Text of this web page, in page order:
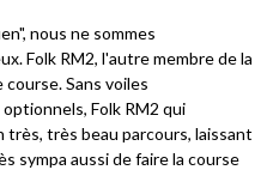
nous ne sommes
Folk RM2, l'autre membre de la
course. Sans voiles
Folk RM2 qui
très beau parcours, laissant
sympa aussi de faire la course